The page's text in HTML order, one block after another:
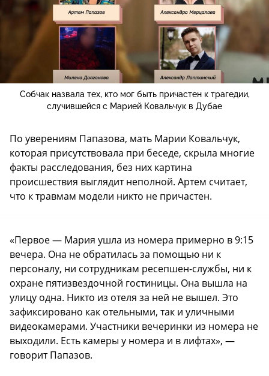
Собчак назвала тех, кто мог быть причастен к трагедии,
случившейся с Марией Ковальчук в Дубае
По уверениям Папазова, мать Марии Ковальчук,
которая присутствовала при беседе, скрыла многие
факты расследования, без них картина
происшествия выглядит неполной. Артем считает,
что к травмам модели никто не причастен.
«Первое — Мария ушла из номера примерно в 9:15
вечера. Она не обратилась за помощью ни к
персоналу, ни сотрудникам ресепшен-службы, ни к
охране пятизвездочной гостиницы. Она вышла на
улицу одна. Никто из отеля за ней не вышел. Это
зафиксировано как отельными, так и уличными
видеокамерами. Участники вечеринки из номера не
выходили. Есть камеры у номера и в лифтах», —
говорит Папазов.